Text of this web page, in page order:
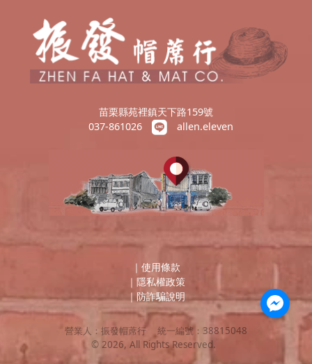
苗栗縣苑裡鎮天下路159號
037-861026
allen.eleven
｜ 使用條款
｜ 隱私權政策
｜防詐騙說明
營業人： 振發帽蓆行 統一編號： 38815048
© 2026, All Rights Reserved.